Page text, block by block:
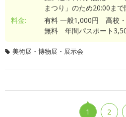
まつり」のため20:00まで
料金:
有料 一般1,000円 高校
無料 年間パスポート
美術展・博物展・展示会
1 2